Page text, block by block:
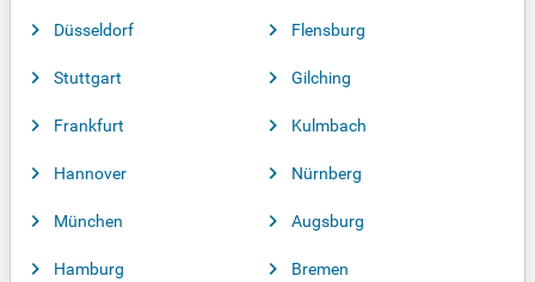
Düsseldorf
Stuttgart
Frankfurt
Hannover
München
Hamburg
Flensburg
Gilching
Kulmbach
Nürnberg
Augsburg
Bremen